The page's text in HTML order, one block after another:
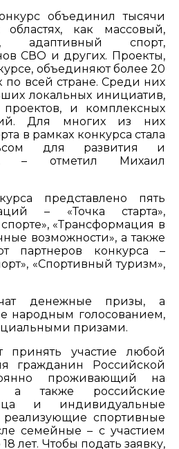
объединил тысячи
как массовый,
адаптивный спорт,
СВО и других. Проекты,
объединяют более 20
всей стране. Среди них
локальных инициатив,
и комплексных
Для многих из них
в рамках конкурса стала
для развития и
– отметил Михаил
представлено пять
– «Точка старта»,
«Трансформация в
возможности», а также
партнеров конкурса –
«Спортивный туризм»,
денежные призы, а
народным голосованием,
призами.
принять участие любой
гражданин Российской
проживающий на
а также российские
и индивидуальные
спортивные
семейные – с участием
лет. Чтобы подать заявку,